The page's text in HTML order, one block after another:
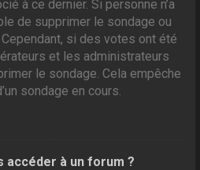
à ce dernier. Si personne n’a
de supprimer le sondage ou
si des votes ont été
et les administrateurs
le sondage. Cela empêche
sondage en cours.
accéder à un forum ?